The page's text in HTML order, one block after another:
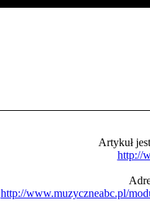
Artykuł
http://
http://www.muzyczneabc.pl/